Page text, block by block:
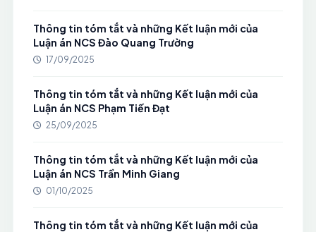
Thông tin tóm tắt và những Kết luận mới của
Luận án NCS Đào Quang Trường
17/09/2025
Thông tin tóm tắt và những Kết luận mới của
Luận án NCS Phạm Tiến Đạt
25/09/2025
Thông tin tóm tắt và những Kết luận mới của
Luận án NCS Trần Minh Giang
01/10/2025
Thông tin tóm tắt và những Kết luận mới của